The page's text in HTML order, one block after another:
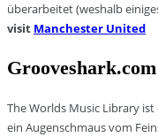
überarbeitet (weshalb
visit Manchester United
Grooveshark.com
The Worlds Music Library
ein Augenschmaus vom